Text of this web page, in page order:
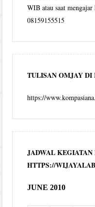
WIB atau saat
08159155515
TULISAN OMJAY DI
https://
JADWAL
HTTPS://
JUNE 2010